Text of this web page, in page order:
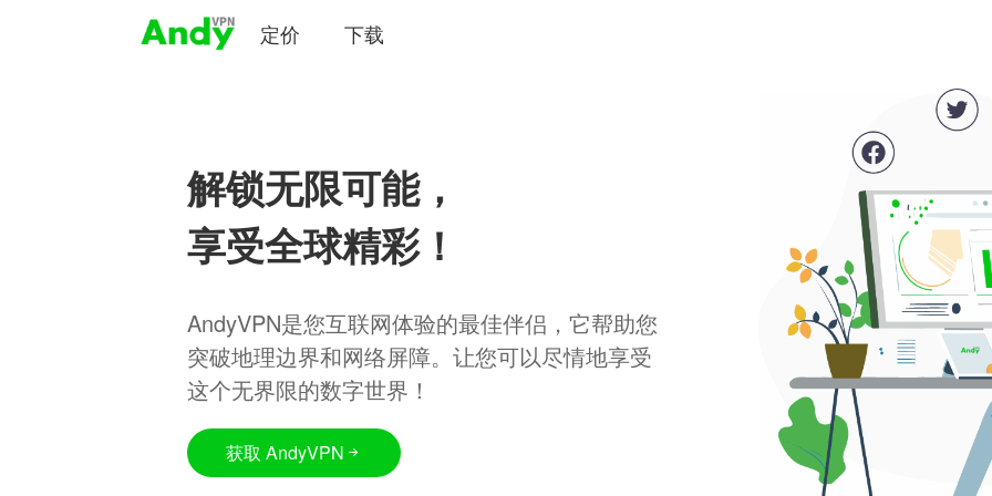
定价 下载
解锁无限可能，
享受全球精彩！
AndyVPN是您互联网体验的最佳伴侣，它帮助您
突破地理边界和网络屏障。让您可以尽情地享受
这个无界限的数字世界！
获取 AndyVPN